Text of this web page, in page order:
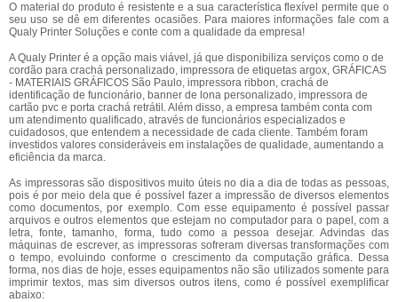
O material do produto é resistente e a sua característica flexível permite que o
seu uso se dê em diferentes ocasiões. Para maiores informações fale com a
Qualy Printer Soluções e conte com a qualidade da empresa!
A Qualy Printer é a opção mais viável, já que disponibiliza serviços como o de
cordão para crachá personalizado, impressora de etiquetas argox, GRÁFICAS
- MATERIAIS GRÁFICOS São Paulo, impressora ribbon, crachá de
identificação de funcionário, banner de lona personalizado, impressora de
cartão pvc e porta crachá retrátil. Além disso, a empresa também conta com
um atendimento qualificado, através de funcionários especializados e
cuidadosos, que entendem a necessidade de cada cliente. Também foram
investidos valores consideráveis em instalações de qualidade, aumentando a
eficiência da marca.
As impressoras são dispositivos muito úteis no dia a dia de todas as pessoas,
pois é por meio dela que é possível fazer a impressão de diversos elementos
como documentos, por exemplo. Com esse equipamento é possível passar
arquivos e outros elementos que estejam no computador para o papel, com a
letra, fonte, tamanho, forma, tudo como a pessoa desejar. Advindas das
máquinas de escrever, as impressoras sofreram diversas transformações com
o tempo, evoluindo conforme o crescimento da computação gráfica. Dessa
forma, nos dias de hoje, esses equipamentos não são utilizados somente para
imprimir textos, mas sim diversos outros itens, como é possível exemplificar
abaixo: